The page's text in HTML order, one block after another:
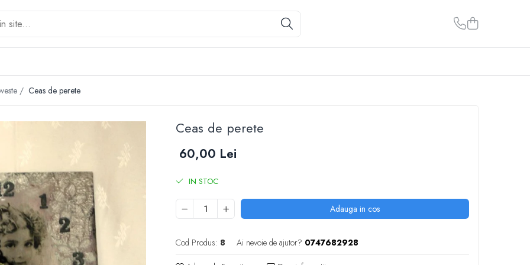
/ Ceas de perete
Ceas de perete
60,00 Lei
IN STOC
Adauga in cos
Cod Produs: 8 Ai nevoie de ajutor? 0747682928